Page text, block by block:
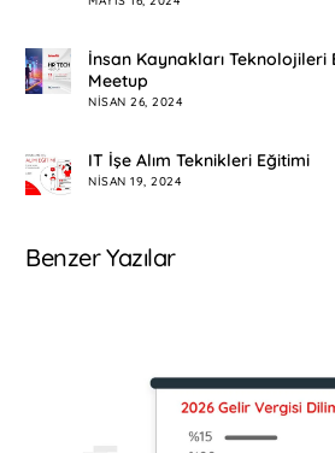
İnsan Kaynakları Teknolojileri
Meetup
NISAN 26, 2024
IT İşe Alım Teknikleri Eğitimi
NISAN 19, 2024
Benzer Yazılar